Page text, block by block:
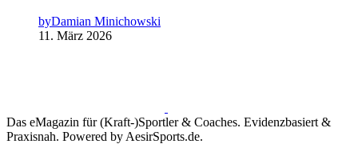
byDamian Minichowski
11. März 2026
Das eMagazin für (Kraft-)Sportler & Coaches. Evidenzbasiert &
Praxisnah. Powered by AesirSports.de.